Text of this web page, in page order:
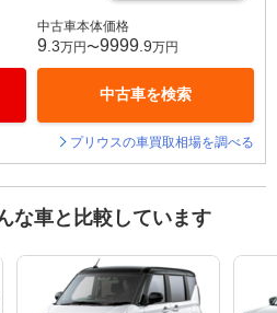
中古車本体価格
9 .3万円〜9999 .9万円
中古車を検索
プリウスの車買取相場を調べる
な車と比較しています